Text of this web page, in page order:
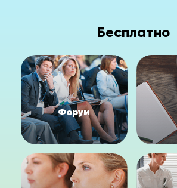
Бесплатно
Форум